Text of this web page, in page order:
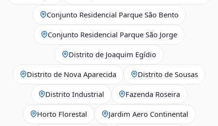
Conjunto Residencial Parque São Bento
Conjunto Residencial Parque São Jorge
Distrito de Joaquim Egídio
Distrito de Nova Aparecida Distrito de Sousas
Distrito Industrial Fazenda Roseira
Horto Florestal Jardim Aero Continental